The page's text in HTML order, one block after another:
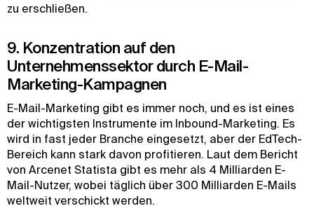
zu erschließen.
9. Konzentration auf den
Unternehmenssektor durch E-Mail-
Marketing-Kampagnen
E-Mail-Marketing gibt es immer noch, und es ist eines
der wichtigsten Instrumente im Inbound-Marketing. Es
wird in fast jeder Branche eingesetzt, aber der EdTech-
Bereich kann stark davon profitieren. Laut dem Bericht
von Arcenet Statista gibt es mehr als 4 Milliarden E-
Mail-Nutzer, wobei täglich über 300 Milliarden E-Mails
weltweit verschickt werden.